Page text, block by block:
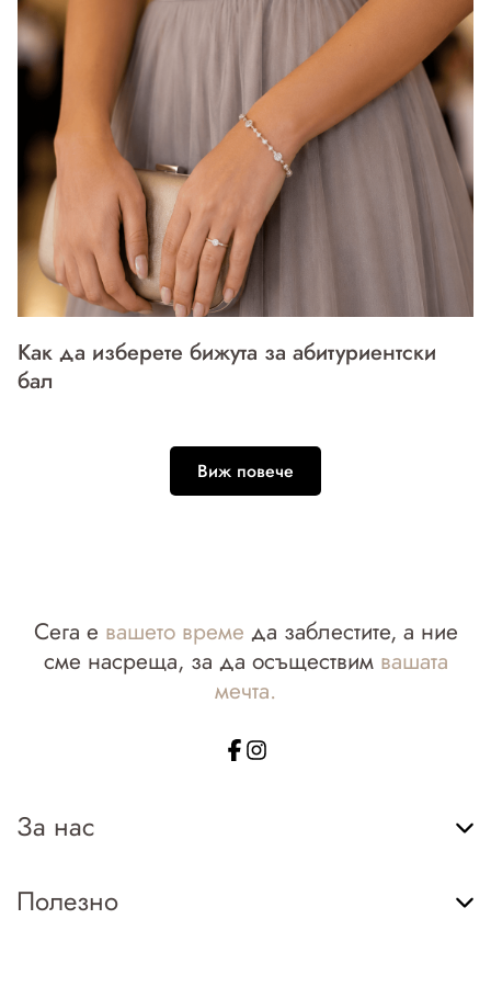
Как да изберете бижута за абитуриентски
бал
Виж повече
Сега е вашето време да заблестите, а ние
сме насреща, за да осъществим вашата
мечта.
За нас
Полезно